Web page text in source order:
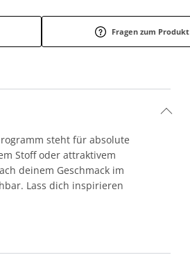
Fragen zum Produkt
steht für absolute
Stoff oder attraktivem
deinem Geschmack im
Lass dich inspirieren